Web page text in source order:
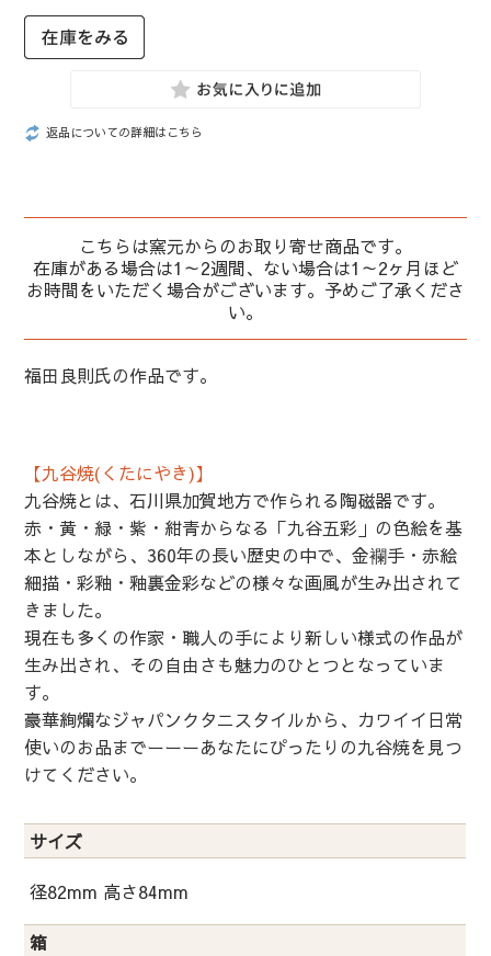
返品についての詳細はこちら
こちらは窯元からのお取り寄せ商品です。
在庫がある場合は1～2週間、ない場合は1～2ヶ月ほど
お時間をいただく場合がございます。予めご了承くださ
い。
福田良則氏の作品です。
【九谷焼(くたにやき)】
九谷焼とは、石川県加賀地方で作られる陶磁器です。
赤・黄・緑・紫・紺青からなる「九谷五彩」の色絵を基
本としながら、360年の長い歴史の中で、金襴手・赤絵
細描・彩釉・釉裏金彩などの様々な画風が生み出されて
きました。
現在も多くの作家・職人の手により新しい様式の作品が
生み出され、その自由さも魅力のひとつとなっていま
す。
豪華絢爛なジャパンクタニスタイルから、カワイイ日常
使いのお品までーーーあなたにぴったりの九谷焼を見つ
けてください。
サイズ
径82mm 高さ84mm
箱